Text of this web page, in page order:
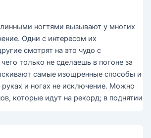
ногтями вызывают у многих
Одни с интересом их
смотрят на это чудо с
только не сделаешь в погоне за
самые изощренные способы и
руках и ногах не исключение. Можно
которые идут на рекорд; в поднятии